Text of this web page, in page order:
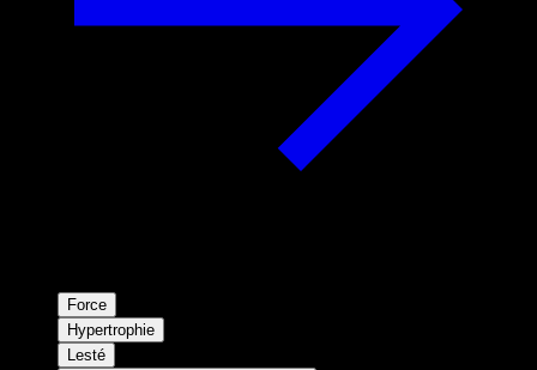
Force
Hypertrophie
Lesté